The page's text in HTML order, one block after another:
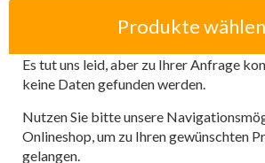
Produkte wählen
Es tut uns leid, aber zu Ihrer Anfrage
keine Daten gefunden werden.
Nutzen Sie bitte unsere
Onlineshop, um zu Ihren gewünschten
gelangen.